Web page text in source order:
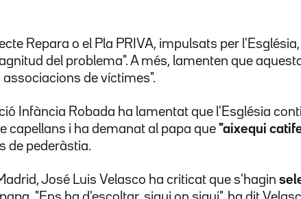
Repara o el Pla PRIVA, impulsats per
del problema". A més, lamenten que
de víctimes".
Infància Robada ha lamentat que l'Església
capellans i ha demanat al papa que "aixequi
de pederàstia.
José Luis Velasco ha criticat que s'hagin